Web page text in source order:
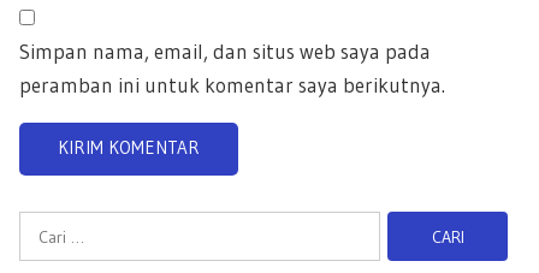
Simpan nama, email, dan situs web saya pada
peramban ini untuk komentar saya berikutnya.
a